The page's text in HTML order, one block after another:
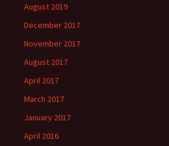
August 2019
December 2017
November 2017
August 2017
April 2017
March 2017
January 2017
April 2016